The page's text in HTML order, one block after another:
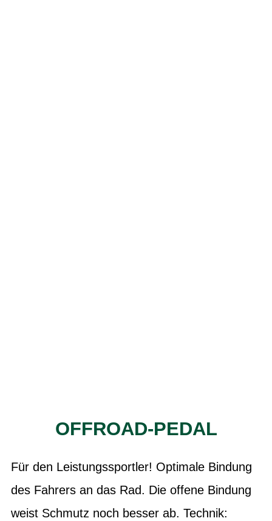
OFFROAD-PEDAL
Für den Leistungssportler! Optimale Bindung
des Fahrers an das Rad. Die offene Bindung
weist Schmutz noch besser ab. Technik: